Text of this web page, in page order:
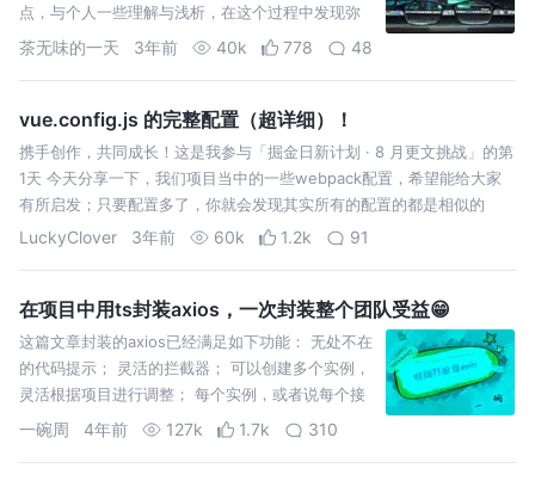
点，与个人一些理解与浅析，在这个过程中发现弥
补了自己不少疏漏的知识，所以分享出来交流学习
茶无味的一天 3年前 40k 778 48
vue.config.js 的完整配置（超详细）！
携手创作，共同成长！这是我参与「掘金日新计划 · 8 月更文挑战」的第
1天 今天分享一下，我们项目当中的一些webpack配置，希望能给大家
有所启发；只要配置多了，你就会发现其实所有的配置的都是相似的
LuckyClover 3年前 60k 1.2k 91
在项目中用ts封装axios，一次封装整个团队受益😁
这篇文章封装的axios已经满足如下功能： 无处不在
的代码提示； 灵活的拦截器； 可以创建多个实例，
灵活根据项目进行调整； 每个实例，或者说每个接
口都可以灵活配置请求头、超时时间等。
一碗周 4年前 127k 1.7k 310